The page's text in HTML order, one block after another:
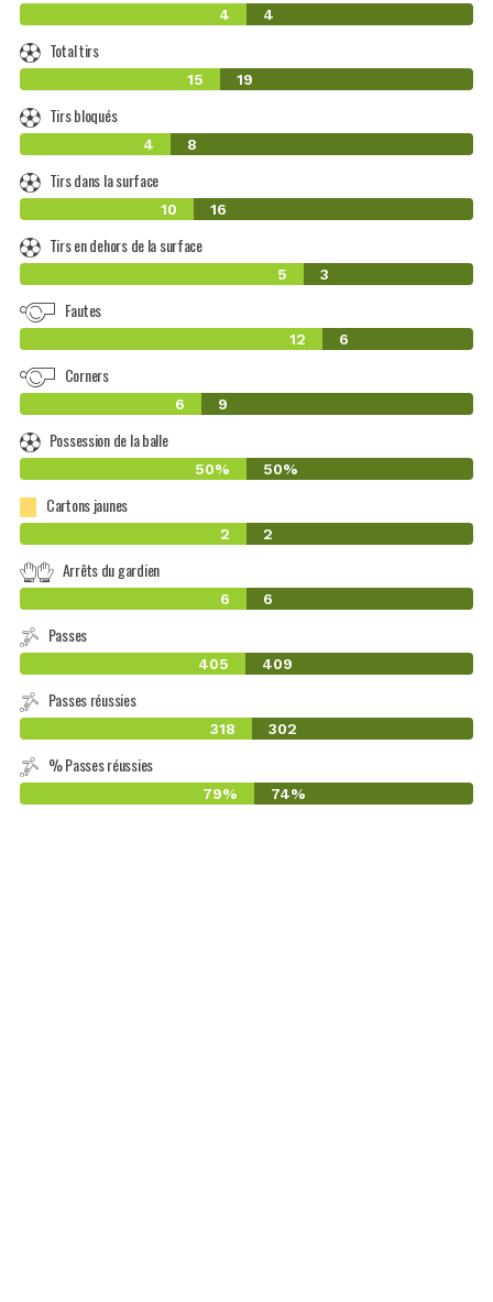
4 4
Total tirs
15 19
Tirs bloqués
4 8
Tirs dans la surface
10 16
Tirs en dehors de la surface
5 3
Fautes
12 6
Corners
6 9
Possession de la balle
50% 50%
Cartons jaunes
2 2
Arrêts du gardien
6 6
Passes
405 409
Passes réussies
318 302
% Passes réussies
79% 74%